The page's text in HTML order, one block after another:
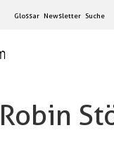
Glossar Newsletter Suche
Robin